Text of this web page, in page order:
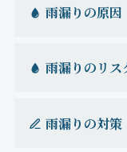
雨漏りの原因
雨漏りのリス
雨漏りの対策